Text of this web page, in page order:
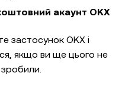
акаунт OKX
застосунок OKX і
якщо ви ще цього не
зробили.